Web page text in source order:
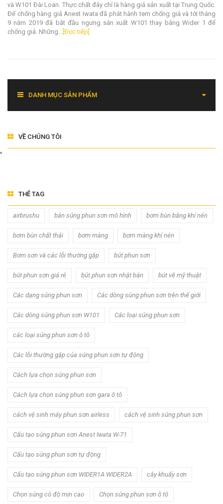
và W101 Đài Loan. Thực chất đây chỉ là hàng giả sản xuất tại Trung Quốc.
Để chống hàng giả Anest Iwata đã phát hành tem chống giả và tới tháng
9 năm 2019 đã bắt đầu ngưng sản xuất W101 thay bằng Wider 1 để
chống giả. Những...
[Đọc tiếp]
DANH MỤC SẢN PHẨM
VỀ CHÚNG TÔI
THẺ TAG
airbrushu bán súng phun sơn mô hình bơm bùn bằng khí nén
bơm bùn chất thải bơm màng bơm màng khí nén
Bơm sơn và các lỗi thường gặp bút phun sơn
bút phun sơn giá rẻ bút phun sơn nhật bản bút vẽ mỹ thuật
Các dạng súng phun sơn Các dòng súng phun sơn trên thế giới
Các dòng súng phun sơn W101 Các loại súng phun sơn
các loại súng phun sơn ô tô
Các lỗi thường gặp của súng phun sơn tự động
Cách lựa chọn súng phun sơn
Cách lựa chọn súng phun sơn gara ô tô
cách vệ sinh máy phun sơn airless cách vệ sinh súng phun sơn
Cấu tạo súng phun sơn Anest Iwata W-71
Cấu tạo súng phun sơn tự động
Cấu tạo súng phun sơn WIDER1A WIDER2A cây khuấy sơn
Chọn súng có độ mịn cao Chọn súng phun sơn ô tô